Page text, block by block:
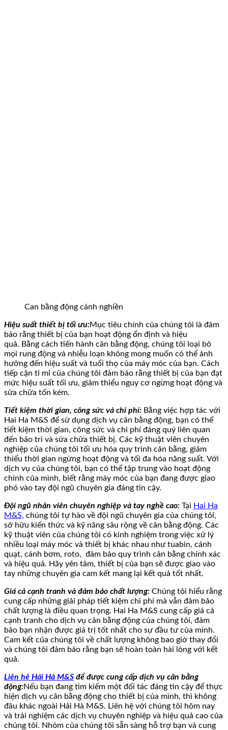
Can bằng động cánh nghiền
Hiệu suất thiết bị tối ưu:Mục tiêu chính của chúng tôi là đảm
bảo rằng thiết bị của bạn hoạt động ổn định và hiệu
quả. Bằng cách tiến hành cân bằng động, chúng tôi loại bỏ
mọi rung động và nhiễu loạn không mong muốn có thể ảnh
hưởng đến hiệu suất và tuổi thọ của máy móc của bạn. Cách
tiếp cận tỉ mỉ của chúng tôi đảm bảo rằng thiết bị của bạn đạt
mức hiệu suất tối ưu, giảm thiểu nguy cơ ngừng hoạt động và
sửa chữa tốn kém.
Tiết kiệm thời gian, công sức và chi phí: Bằng việc hợp tác với
Hai Ha M&S để sử dụng dịch vụ cân bằng động, bạn có thể
tiết kiệm thời gian, công sức và chi phí đáng quý liên quan
đến bảo trì và sửa chữa thiết bị. Các kỹ thuật viên chuyên
nghiệp của chúng tôi tối ưu hóa quy trình cân bằng, giảm
thiểu thời gian ngừng hoạt động và tối đa hóa năng suất. Với
dịch vụ của chúng tôi, bạn có thể tập trung vào hoạt động
chính của mình, biết rằng máy móc của bạn đang được giao
phó vào tay đội ngũ chuyên gia đáng tin cậy.
Đội ngũ nhân viên chuyên nghiệp và tay nghề cao: Tại Hai Ha
M&S, chúng tôi tự hào về đội ngũ chuyên gia của chúng tôi,
sở hữu kiến thức và kỹ năng sâu rộng về cân bằng động. Các
kỹ thuật viên của chúng tôi có kinh nghiệm trong việc xử lý
nhiều loại máy móc và thiết bị khác nhau như tuabin, cánh
quạt, cánh bơm, roto, đảm bảo quy trình cân bằng chính xác
và hiệu quả. Hãy yên tâm, thiết bị của bạn sẽ được giao vào
tay những chuyên gia cam kết mang lại kết quả tốt nhất.
Giá cả cạnh tranh và đảm bảo chất lượng: Chúng tôi hiểu rằng
cung cấp những giải pháp tiết kiệm chi phí mà vẫn đảm bảo
chất lượng là điều quan trọng. Hai Ha M&S cung cấp giá cả
cạnh tranh cho dịch vụ cân bằng động của chúng tôi, đảm
bảo bạn nhận được giá trị tốt nhất cho sự đầu tư của mình.
Cam kết của chúng tôi về chất lượng không bao giờ thay đổi
và chúng tôi đảm bảo rằng bạn sẽ hoàn toàn hài lòng với kết
quả.
Liên hệ Hải Hà M&S để được cung cấp dịch vụ cân bằng
động:Nếu bạn đang tìm kiếm một đối tác đáng tin cậy để thực
hiện dịch vụ cân bằng động cho thiết bị của mình, thì không
đâu khác ngoài Hải Hà M&S. Liên hệ với chúng tôi hôm nay
và trải nghiệm các dịch vụ chuyên nghiệp và hiệu quả cao của
chúng tôi. Nhóm của chúng tôi sẵn sàng hỗ trợ bạn và cung